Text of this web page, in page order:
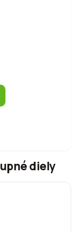
diely